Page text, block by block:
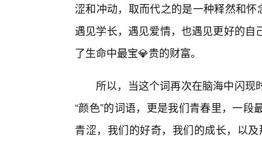
涩和冲动，取而代之的是一种释然和
遇见学长，遇见爱情，也遇见更好的
了生命中最宝💎贵的财富。
所以，当这个词再次在脑海中闪
“颜色”的词语，更是我们青春里，一
青涩，我们的好奇，我们的成长，以